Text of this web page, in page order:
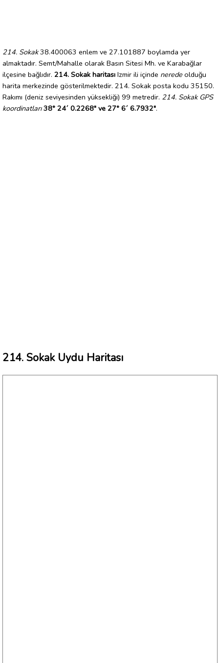
214. Sokak38.400063 enlem ve 27.101887 boylamda yer
almaktadır. Semt/Mahalle olarak Basın Sitesi Mh. ve Karabağlar
ilçesine bağlıdır. 214. Sokak haritası Izmir ili içinde nerede olduğu
harita merkezinde gösterilmektedir. 214. Sokak posta kodu 35150.
Rakımı (deniz seviyesinden yüksekliği) 99 metredir. 214. Sokak GPS
koordinatları 38° 24´ 0.2268" ve 27° 6´ 6.7932".
214. Sokak Uydu Haritası